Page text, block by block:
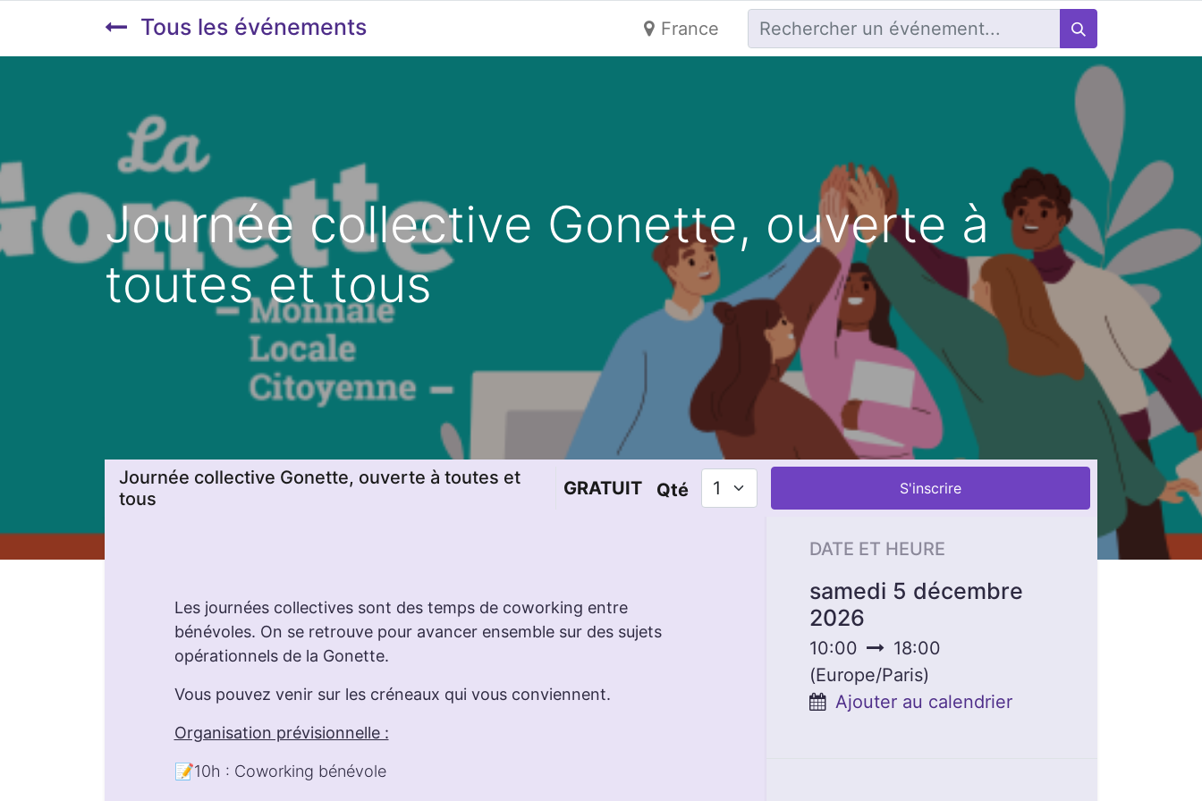
Tous les événements France
Journée collective Gonette, ouverte à
toutes et tous
Journée collective Gonette, ouverte à toutes et
tous
GRATUIT Qté S'inscrire
Les journées collectives sont des temps de coworking entre
bénévoles. On se retrouve pour avancer ensemble sur des sujets
opérationnels de la Gonette.
Vous pouvez venir sur les créneaux qui vous conviennent.
Organisation prévisionnelle :
📝10h : Coworking bénévole
DATE ET HEURE
samedi 5 décembre
2026
10:00
18:00
(Europe/Paris)
Ajouter au calendrier